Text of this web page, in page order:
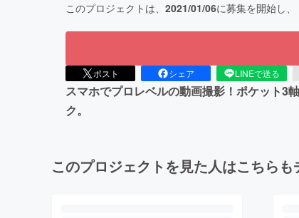
このプロジェクトは、 2021/01/06に募集を開始し、
ポスト シェア LINEで送る
スマホでプロレベルの動画撮影！ポケット3
ク。
このプロジェクトを見た人はこちら